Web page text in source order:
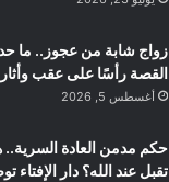
زواج شابة من عجوز.. ما
القصة رأسًا على عقب
أغسطس 5, 2026
حكم مدمن العادة
تقبل عند الله؟ دار